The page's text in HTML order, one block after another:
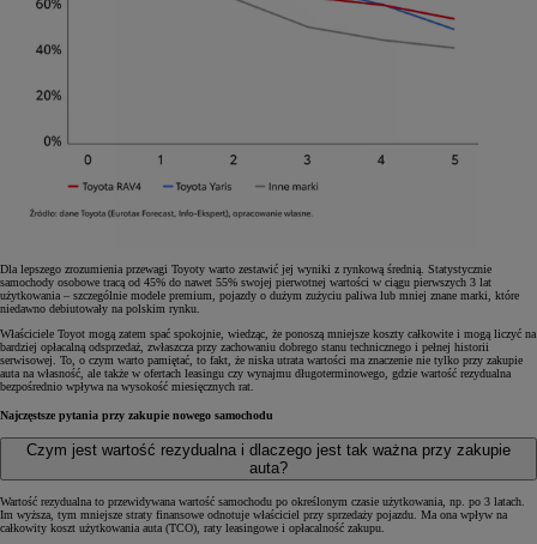
Dla lepszego zrozumienia przewagi Toyoty warto zestawić jej wyniki z rynkową średnią. Statystycznie
samochody osobowe tracą od 45% do nawet 55% swojej pierwotnej wartości w ciągu pierwszych 3 lat
użytkowania – szczególnie modele premium, pojazdy o dużym zużyciu paliwa lub mniej znane marki, które
niedawno debiutowały na polskim rynku.
Właściciele Toyot mogą zatem spać spokojnie, wiedząc, że ponoszą mniejsze koszty całkowite i mogą liczyć na
bardziej opłacalną odsprzedaż, zwłaszcza przy zachowaniu dobrego stanu technicznego i pełnej historii
serwisowej. To, o czym warto pamiętać, to fakt, że niska utrata wartości ma znaczenie nie tylko przy zakupie
auta na własność, ale także w ofertach leasingu czy wynajmu długoterminowego, gdzie wartość rezydualna
bezpośrednio wpływa na wysokość miesięcznych rat.
Najczęstsze pytania przy zakupie nowego samochodu
Czym jest wartość rezydualna i dlaczego jest tak ważna przy zakupie
auta?
Wartość rezydualna to przewidywana wartość samochodu po określonym czasie użytkowania, np. po 3 latach.
Im wyższa, tym mniejsze straty finansowe odnotuje właściciel przy sprzedaży pojazdu. Ma ona wpływ na
całkowity koszt użytkowania auta (TCO), raty leasingowe i opłacalność zakupu.